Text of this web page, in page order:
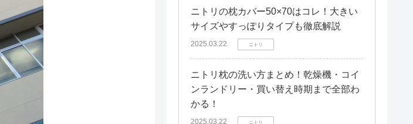
ニトリの枕カバー50×70はコレ！大きい
サイズやすっぽりタイプも徹底解説
2025.03.22 ニトリ
ニトリ枕の洗い方まとめ！乾燥機・コイ
ンランドリー・買い替え時期まで全部わ
かる！
2025.03.22 ニトリ